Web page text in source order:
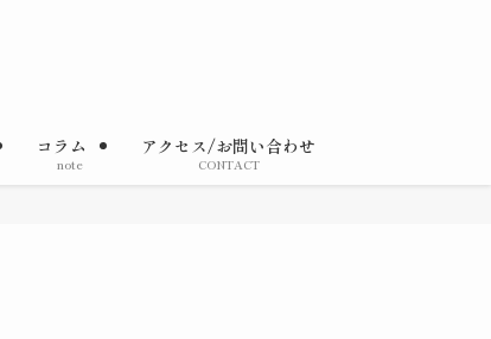
コラム
note
アクセス/お問い合わせ
CONTACT